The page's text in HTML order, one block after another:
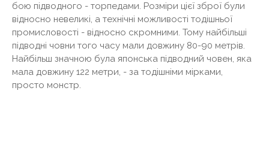
бою підводного - торпедами. Розміри цієї зброї були
відносно невеликі, а технічні можливості тодішньої
промисловості - відносно скромними. Тому найбільші
підводні човни того часу мали довжину 80-90 метрів.
Найбільш значною була японська підводний човен, яка
мала довжину 122 метри, - за тодішніми мірками,
просто монстр.